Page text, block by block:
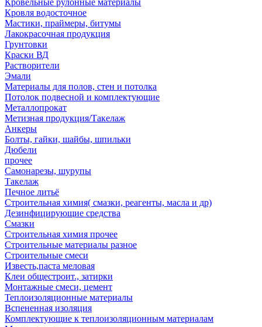
Кровельные рулонные материалы
Кровля водосточное
Мастики, праймеры, битумы
Лакокрасочная продукция
Грунтовки
Краски ВД
Растворители
Эмали
Материалы для полов, стен и потолка
Потолок подвесной и комплектующие
Металлопрокат
Метизная продукция/Такелаж
Анкеры
Болты, гайки, шайбы, шпильки
Дюбели
прочее
Самонарезы, шурупы
Такелаж
Печное литьё
Строительная химия( смазки, реагенты, масла и др)
Дезинфицирующие средства
Смазки
Строительная химия прочее
Строительные материалы разное
Строительные смеси
Известь,паста меловая
Клеи общестроит., затирки
Монтажные смеси, цемент
Теплоизоляционные материалы
Вспененная изоляция
Комплектующие к теплоизоляционным материалам